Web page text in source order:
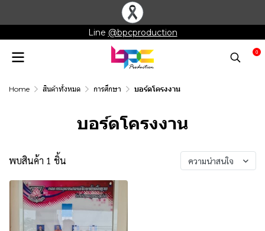
Line @bpcproduction
0
Home สินค้าทั้งหมด การศึกษา บอร์ดโครงงาน
บอร์ดโครงงาน
พบสินค้า 1 ชิ้น ความน่าสนใจ